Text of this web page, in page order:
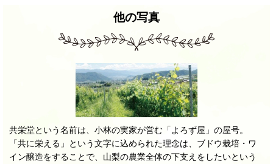
他の写真
共栄堂という名前は、小林の実家が営む「よろず屋」の屋号。
「共に栄える」という文字に込められた理念は、ブドウ栽培・ワ
イン醸造をすることで、山梨の農業全体の下支えをしたいという